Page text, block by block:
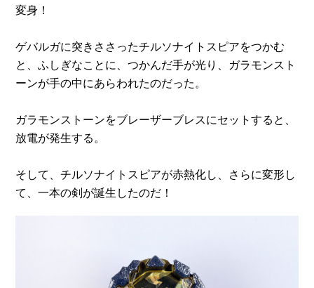
変身！
ゲバルガに突きささったチルソナイトスピアをつかむ
と、ふしぎなことに、つかんだ手が光り、ガラモンスト
ーンが手の中にあらわれたのだった。
ガラモンストーンをブレーザーブレスにセットすると、
放電が発生する。
そして、チルソナイトスピアが赤熱化し、さらに変形し
て、一本の剣が誕生したのだ！